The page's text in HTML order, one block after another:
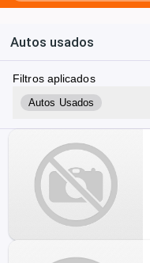
Autos usados
Filtros aplicados
Autos Usados